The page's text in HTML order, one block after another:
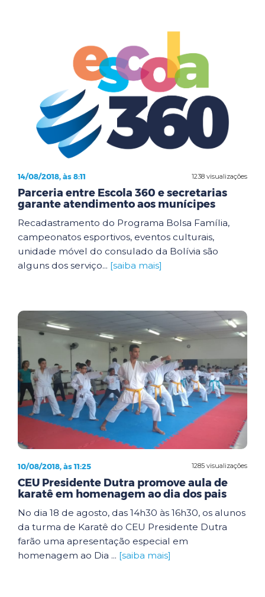
1238 visualizações
14/08/2018, às 8:11
Parceria entre Escola 360 e secretarias
garante atendimento aos munícipes
Recadastramento do Programa Bolsa Família,
campeonatos esportivos, eventos culturais,
unidade móvel do consulado da Bolívia são
alguns dos serviço... [saiba mais]
1285 visualizações
10/08/2018, às 11:25
CEU Presidente Dutra promove aula de
karatê em homenagem ao dia dos pais
No dia 18 de agosto, das 14h30 às 16h30, os alunos
da turma de Karatê do CEU Presidente Dutra
farão uma apresentação especial em
homenagem ao Dia ... [saiba mais]